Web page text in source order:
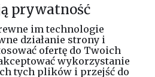
O nas
pytania? Zadzwoń!
prywatność
im technologie
działanie strony i
ofertę do Twoich
wykorzystanie
tych plików i przejść do